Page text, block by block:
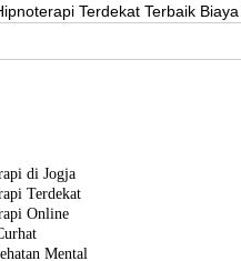
di Jogja
Terdekat
Online
Mental